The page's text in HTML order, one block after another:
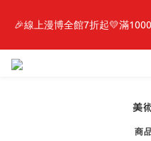
最新開賣🔥「全
🎉線上漫博全館7折起💛滿
【抽籤堂】 影之強者、你又
美
商